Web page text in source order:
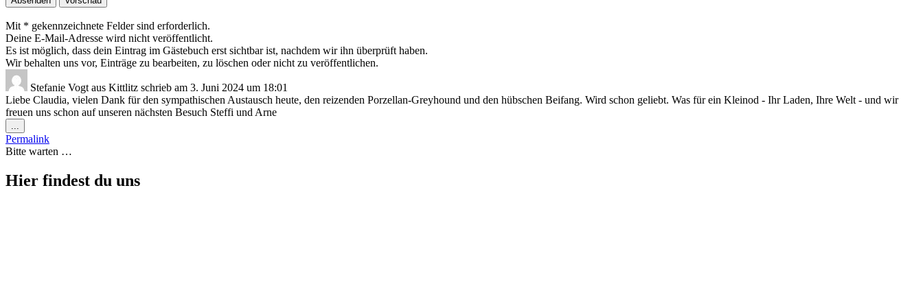
Mit * gekennzeichnete Felder sind erforderlich.
Deine E-Mail-Adresse wird nicht veröffentlicht.
Es ist möglich, dass dein Eintrag im Gästebuch erst sichtbar ist, nachdem wir ihn überprüft haben.
Wir behalten uns vor, Einträge zu bearbeiten, zu löschen oder nicht zu veröffentlichen.
Stefanie Vogt aus Kittlitz schrieb am 3. Juni 2024 um 18:01
Liebe Claudia, vielen Dank für den sympathischen Austausch heute, den reizenden Porzellan-Greyhound und den hübschen Beifang. Wird schon geliebt. Was für ein Kleinod - Ihr Laden, Ihre Welt - und wir
freuen uns schon auf unseren nächsten Besuch Steffi und Arne
...
Metabox
ein-/ausblenden.
Permalink
Bitte warten …
Hier findest du uns